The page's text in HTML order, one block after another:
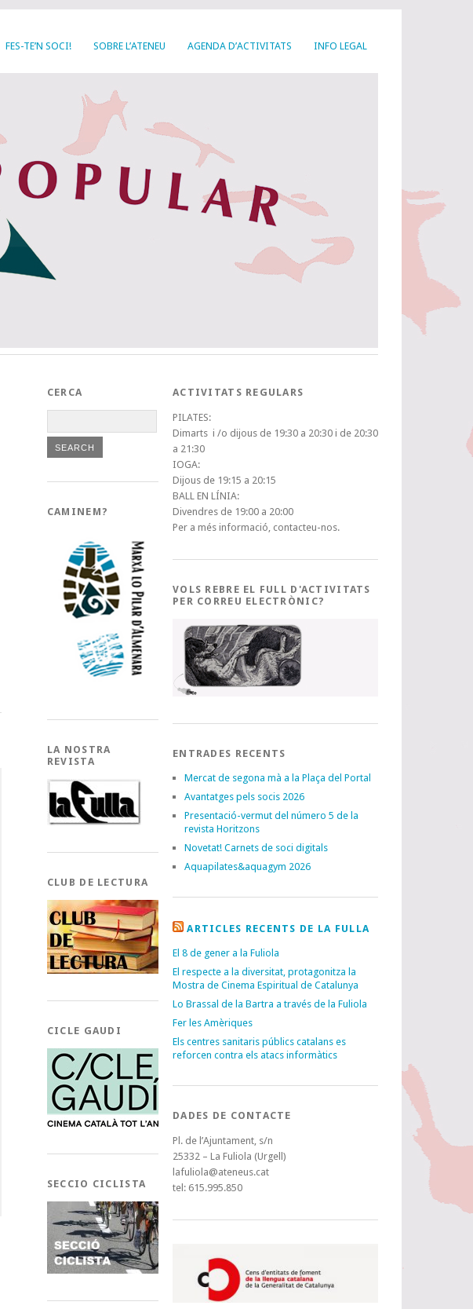
FES-TE’N SOCI! SOBRE L’ATENEU AGENDA D’ACTIVITATS INFO LEGAL
CERCA
CAMINEM?
LA NOSTRA
REVISTA
CLUB DE LECTURA
CICLE GAUDI
SECCIO CICLISTA
ACTIVITATS REGULARS
PILATES:
Dimarts i /o dijous de 19:30 a 20:30 i de 20:30
a 21:30
IOGA:
Dijous de 19:15 a 20:15
BALL EN LÍNIA:
Divendres de 19:00 a 20:00
Per a més informació, contacteu-nos.
VOLS REBRE EL FULL D'ACTIVITATS
PER CORREU ELECTRÒNIC?
ENTRADES RECENTS
Mercat de segona mà a la Plaça del Portal
Avantatges pels socis 2026
Presentació-vermut del número 5 de la
revista Horitzons
Novetat! Carnets de soci digitals
Aquapilates&aquagym 2026
ARTICLES RECENTS DE LA FULLA
El 8 de gener a la Fuliola
El respecte a la diversitat, protagonitza la
Mostra de Cinema Espiritual de Catalunya
Lo Brassal de la Bartra a través de la Fuliola
Fer les Amèriques
Els centres sanitaris públics catalans es
reforcen contra els atacs informàtics
DADES DE CONTACTE
Pl. de l’Ajuntament, s/n
25332 – La Fuliola (Urgell)
lafuliola@ateneus.cat
tel: 615.995.850